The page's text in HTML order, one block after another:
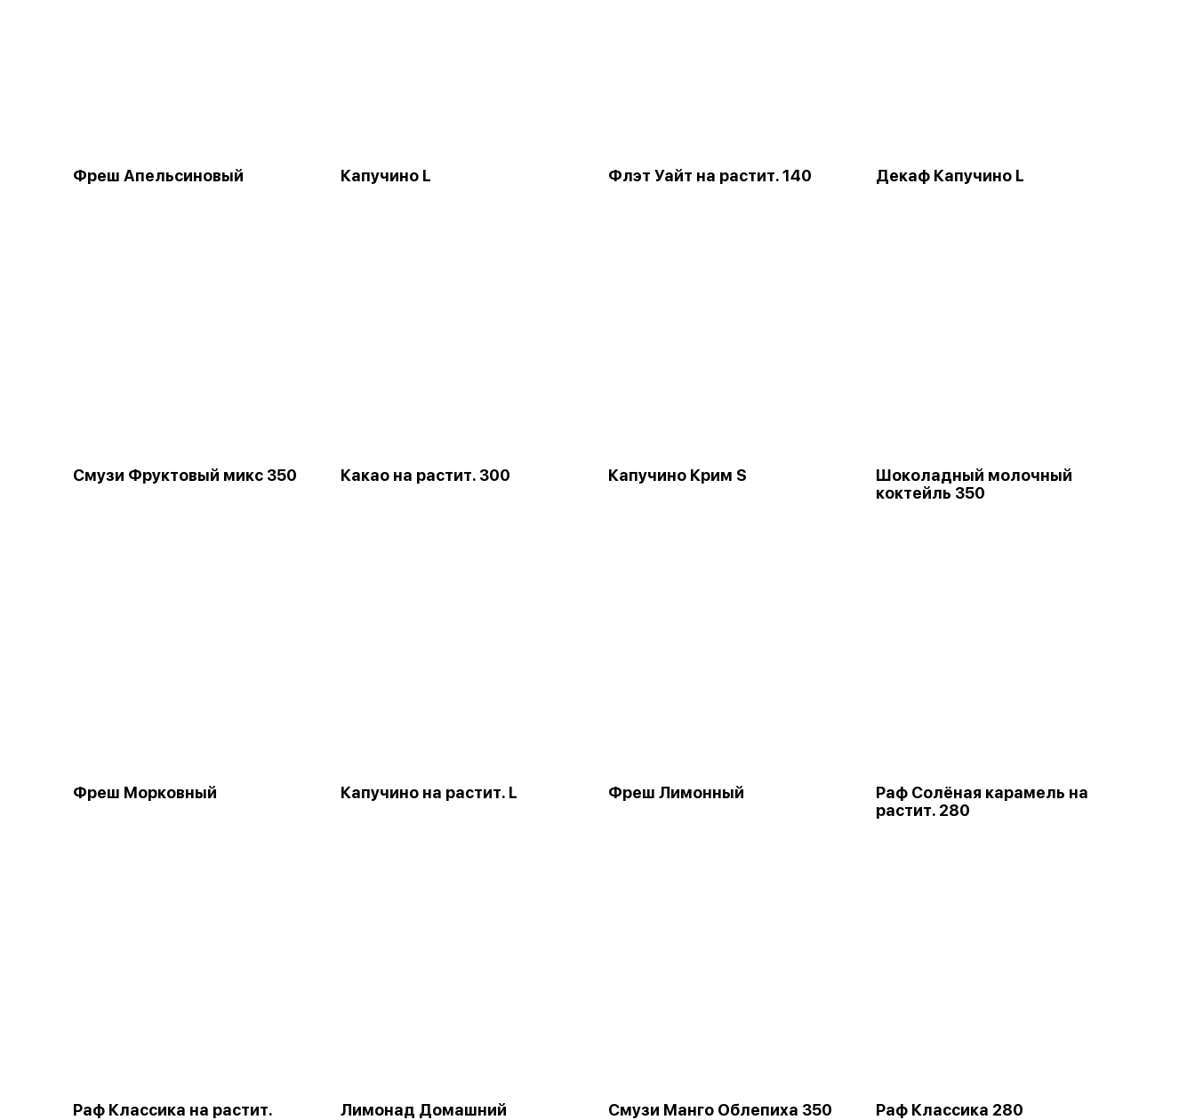
Фреш Апельсиновый Капучино L Флэт Уайт на растит. 140 Декаф Капучино L
Смузи Фруктовый микс 350 Какао на растит. 300 Капучино Крим S
Шоколадный молочный
коктейль 350
Фреш Морковный Капучино на растит. L Фреш Лимонный
Раф Солёная карамель на
растит. 280
Раф Классика на растит.
Лимонад Домашний Смузи Манго Облепиха 350 Раф Классика 280